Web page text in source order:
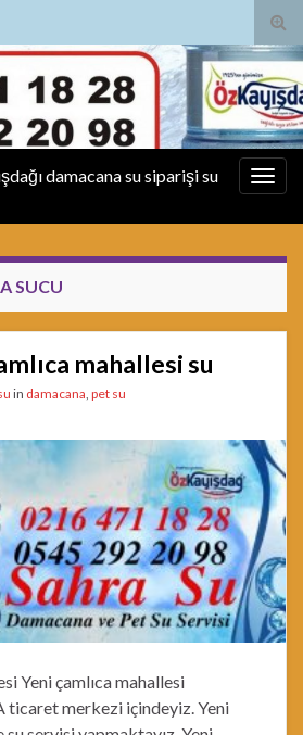
damacana su siparişi su
SUCU
mahallesi su
in damacana pet su
Yeni çamlıca mahallesi
ticaret merkezi içindeyiz. Yeni